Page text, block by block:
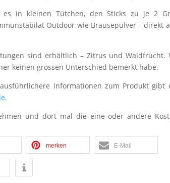
es in kleinen Tütchen, den Sticks zu je 2
Outdoor wie Brausepulver – direkt
sind erhältlich – Zitrus und Waldfrucht.
keinen grossen Unterschied bemerkt habe.
Informationen zum Produkt gibt
und dort mal die eine oder andere
merken E-Mail